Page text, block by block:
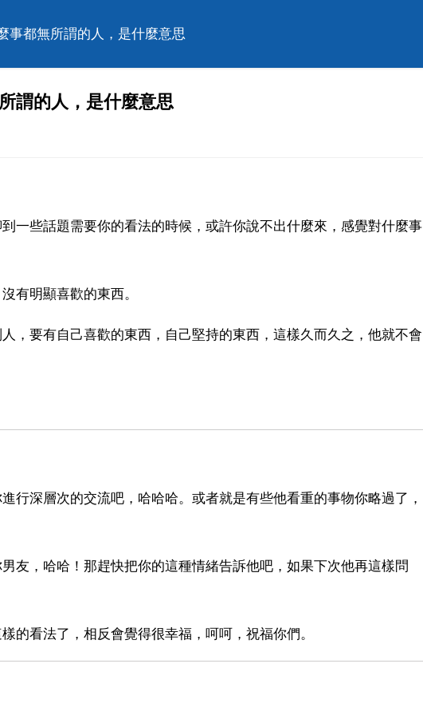
事都無所謂的人，是什麼意思
謂的人，是什麼意思
一些話題需要你的看法的時候，或許你說不出什麼來，感覺對什麼事
有明顯喜歡的東西。
，要有自己喜歡的東西，自己堅持的東西，這樣久而久之，他就不會
行深層次的交流吧，哈哈哈。或者就是有些他看重的事物你略過了，
友，哈哈！那趕快把你的這種情緒告訴他吧，如果下次他再這樣問
的看法了，相反會覺得很幸福，呵呵，祝福你們。